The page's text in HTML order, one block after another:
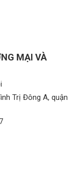
MẠI VÀ
Trị Đông A, quận